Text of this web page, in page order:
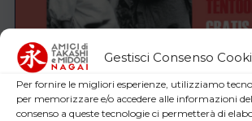
Gestisci Consenso
Per fornire le migliori esperienze, utilizziamo
per memorizzare e/o accedere alle informazioni
consenso a queste tecnologie ci permetterà di